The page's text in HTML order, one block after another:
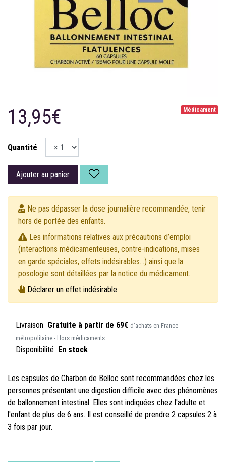
Médicament
13,95€
Quantité
Ajouter au panier
Ne pas dépasser la dose journalière recommandée, tenir
hors de portée des enfants.
Les informations relatives aux précautions d’emploi
(interactions médicamenteuses, contre-indications, mises
en garde spéciales, effets indésirables...) ainsi que la
posologie sont détaillées par la notice du médicament.
Déclarer un effet indésirable
Livraison Gratuite à partir de 69€ d’achats en France
métropolitaine - Hors médicaments
Disponibilité En stock
Les capsules de Charbon de Belloc sont recommandées chez les
personnes présentant une digestion difficile avec des phénomènes
de ballonnement intestinal. Elles sont indiquées chez l'adulte et
l'enfant de plus de 6 ans. Il est conseillé de prendre 2 capsules 2 à
3 fois par jour.